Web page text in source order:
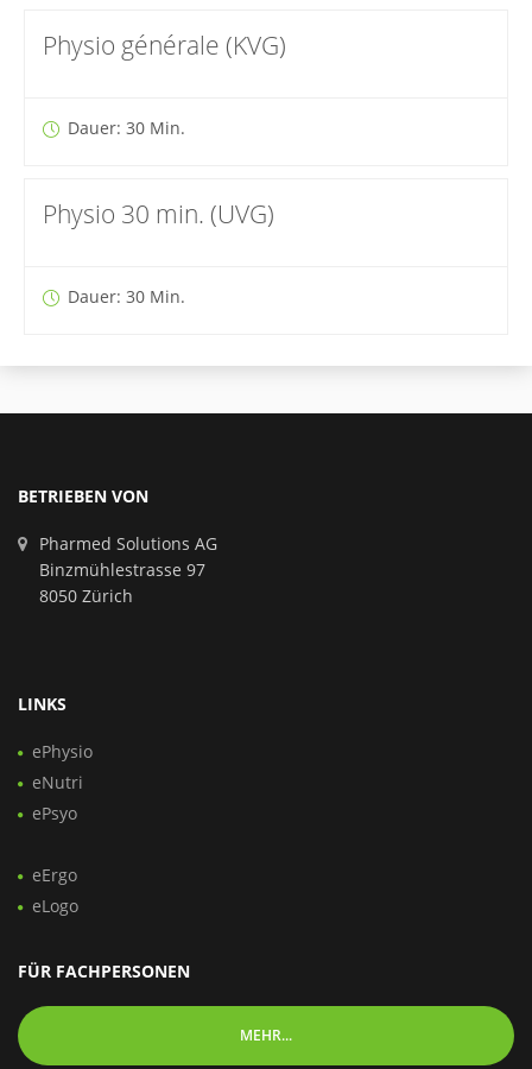
Physio générale (KVG)
Dauer: 30 Min.
Physio 30 min. (UVG)
Dauer: 30 Min.
BETRIEBEN VON
Pharmed Solutions AG
Binzmühlestrasse 97
8050 Zürich
LINKS
ePhysio
eNutri
ePsyo
eErgo
eLogo
FÜR FACHPERSONEN
MEHR...